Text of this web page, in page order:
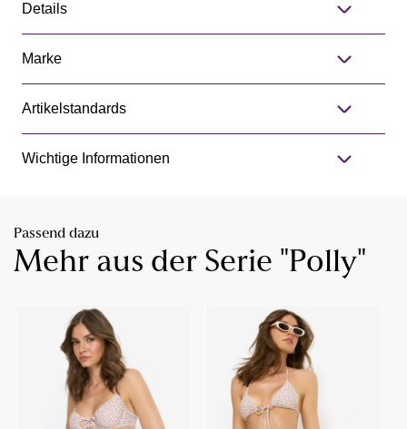
Details
Marke
Artikelstandards
Wichtige Informationen
Passend dazu
Mehr aus der Serie "Polly"